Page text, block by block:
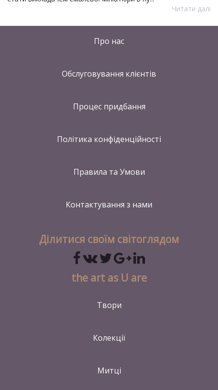
Читати далі
Про нас
Обслуговування клієнтів
Процес придбання
Політика конфіденційності
Правила та Умови
Контактування з нами
Ділитися своїм світоглядом
the art as U are
Твори
Колекції
Митці